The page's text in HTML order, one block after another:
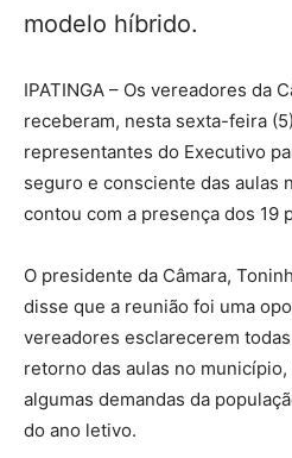
modelo híbrido.
IPATINGA – Os vereadores da
receberam, nesta sexta-feira
representantes do Executivo
seguro e consciente das aulas
contou com a presença dos 19
O presidente da Câmara,
disse que a reunião foi uma
vereadores esclarecerem
retorno das aulas no
algumas demandas da
do ano letivo.